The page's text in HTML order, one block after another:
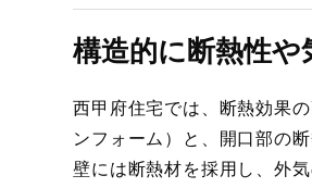
構造的に断熱性や
西甲府住宅では、断熱効果
ンフォーム）と、開口部の
壁には断熱材を採用し、外